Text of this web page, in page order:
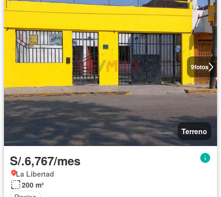
9fotos
Terreno
S/.6,767/mes
La Libertad
200 m²